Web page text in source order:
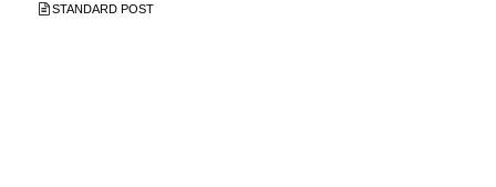
STANDARD POST